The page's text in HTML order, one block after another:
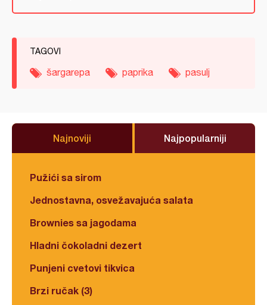
TAGOVI
šargarepa paprika pasulj
Najnoviji Najpopularniji
Pužići sa sirom
Jednostavna, osvežavajuća salata
Brownies sa jagodama
Hladni čokoladni dezert
Punjeni cvetovi tikvica
Brzi ručak (3)